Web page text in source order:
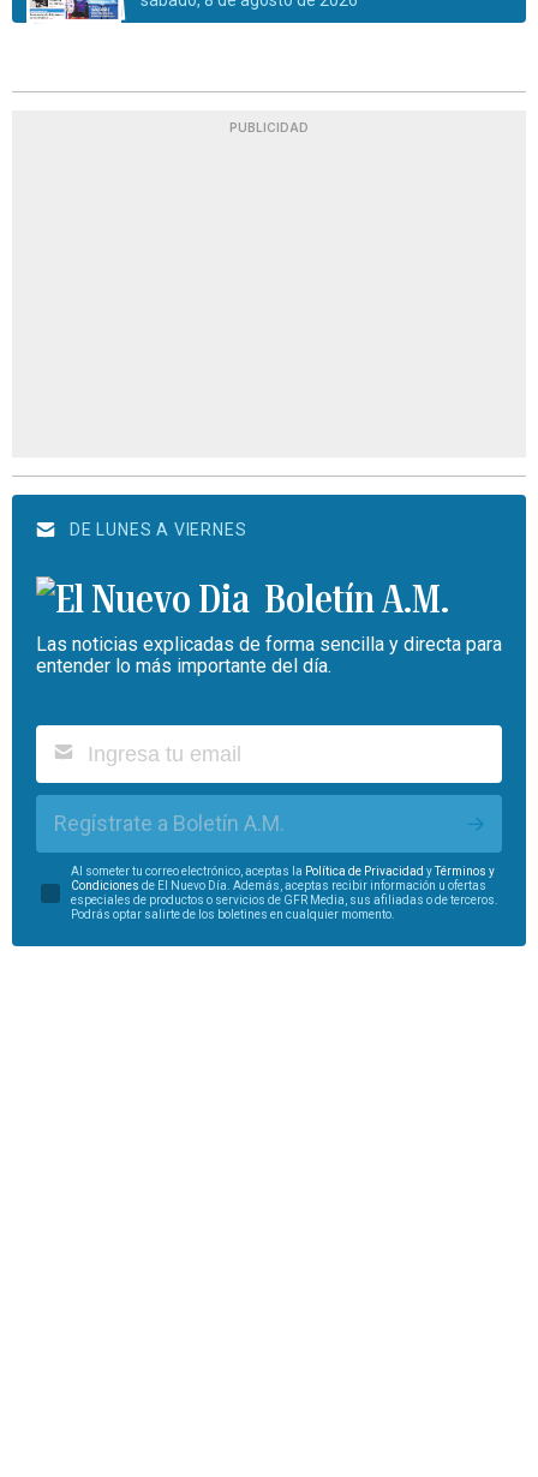
PUBLICIDAD
DE LUNES A VIERNES
Boletín A.M.
Las noticias explicadas de forma sencilla y directa para
entender lo más importante del día.
Regístrate a Boletín A.M.
Al someter tu correo electrónico, aceptas la Política de Privacidad y
Términos y
Condiciones de El Nuevo Día. Además, aceptas recibir información u ofertas
especiales de productos o servicios de GFR Media, sus afiliadas o de terceros.
Podrás optar salirte de los boletines en cualquier momento.